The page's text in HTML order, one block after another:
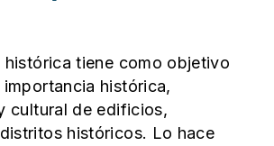
tiene como objetivo
histórica,
cultural de edificios,
históricos. Lo hace